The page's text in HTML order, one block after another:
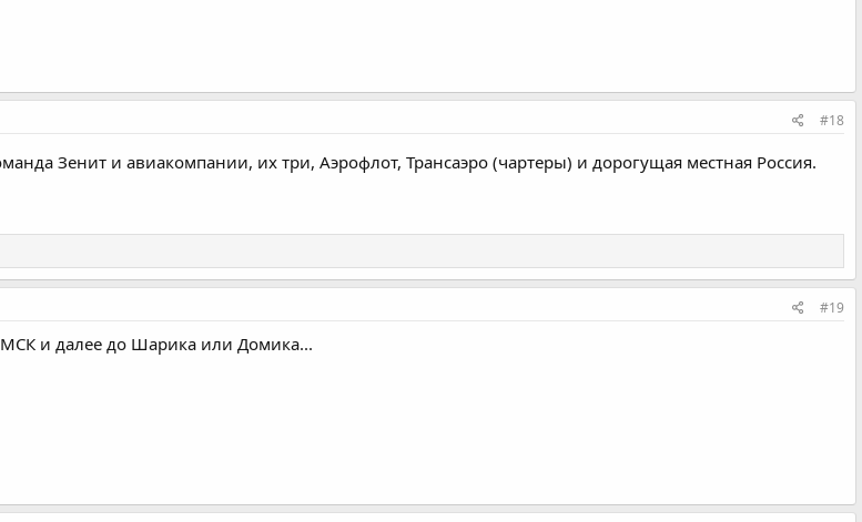
#18
Зенит и авиакомпании, их три, Аэрофлот, Трансаэро (чартеры) и дорогущая местная Россия.
#19
и далее до Шарика или Домика...